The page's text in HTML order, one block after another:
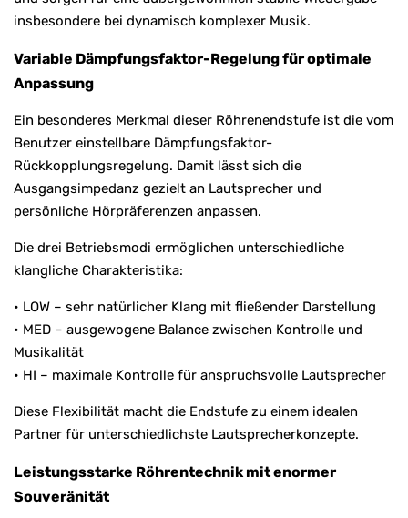
insbesondere bei dynamisch komplexer Musik.
Variable Dämpfungsfaktor-Regelung für optimale
Anpassung
Ein besonderes Merkmal dieser Röhrenendstufe ist die vom
Benutzer einstellbare Dämpfungsfaktor-
Rückkopplungsregelung. Damit lässt sich die
Ausgangsimpedanz gezielt an Lautsprecher und
persönliche Hörpräferenzen anpassen.
Die drei Betriebsmodi ermöglichen unterschiedliche
klangliche Charakteristika:
• LOW – sehr natürlicher Klang mit fließender Darstellung
• MED – ausgewogene Balance zwischen Kontrolle und
Musikalität
• HI – maximale Kontrolle für anspruchsvolle Lautsprecher
Diese Flexibilität macht die Endstufe zu einem idealen
Partner für unterschiedlichste Lautsprecherkonzepte.
Leistungsstarke Röhrentechnik mit enormer
Souveränität